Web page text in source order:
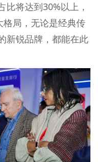
比将达到30%以上，
格局，无论是经典传
新锐品牌，都能在此